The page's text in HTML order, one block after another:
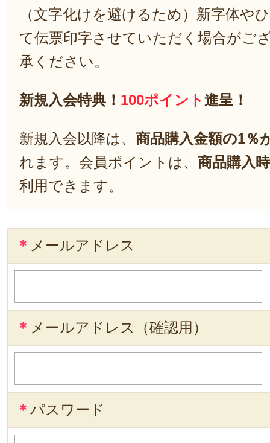
（文字化けを避けるため）新字体や
て伝票印字させていただく場合がご
承ください。
新規入会特典！ 100ポイント進呈！
新規入会以降は、 商品購入金額の1％
れます。会員ポイントは、 商品購入
利用できます。
＊ メールアドレス
＊ メールアドレス（確認用）
＊ パスワード